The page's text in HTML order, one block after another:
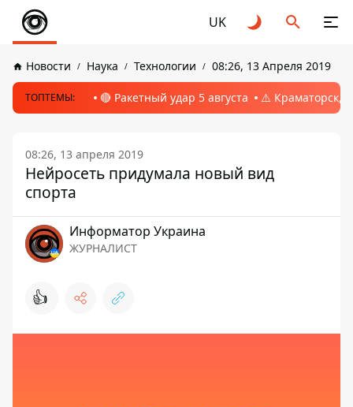
UK
Новости Наука Технологии 08:26, 13 Апреля 2019
ТОПТЕМЫ: 🔴 Ракетный удар 5 августа ⚠️ Краматорск,
08:26, 13 апреля 2019
Нейросеть придумала новый вид
спорта
Информатор Украина
ЖУРНАЛИСТ
👍